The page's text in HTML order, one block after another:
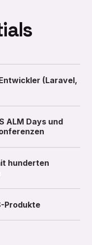
(Laravel,
ALM Days und
hunderten
Produkte